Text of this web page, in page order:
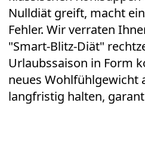
Nulldiät greift, macht
Fehler. Wir verraten
"Smart-Blitz-Diät"
Urlaubssaison in Form
neues Wohlfühlgewicht
langfristig halten,